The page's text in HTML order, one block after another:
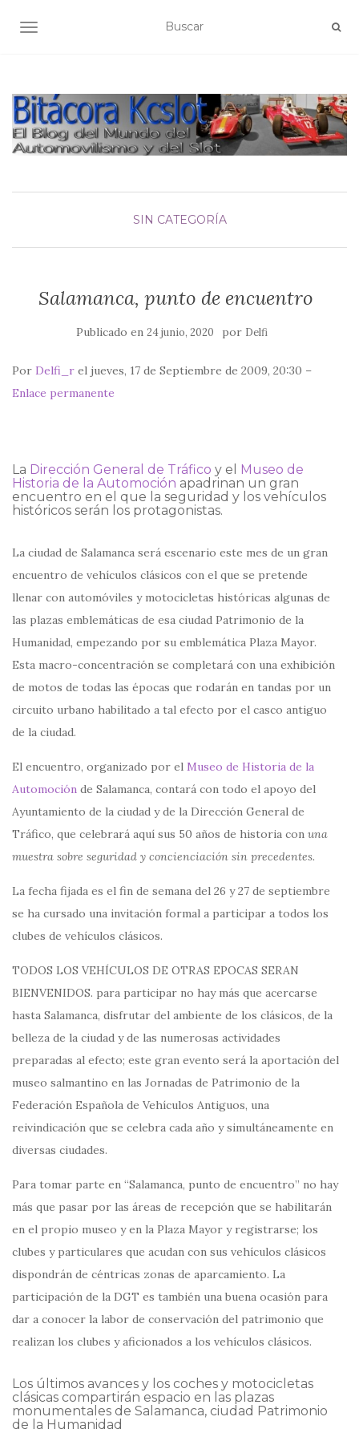
ALTERNAR NAVEGACIÓN
SIN CATEGORÍA
Salamanca, punto de encuentro
Publicado en 24 junio, 2020 por Delfi
Por Delfi_r el jueves, 17 de Septiembre de 2009, 20:30 –
Enlace permanente
La Dirección General de Tráfico y el Museo de
Historia de la Automoción apadrinan un gran
encuentro en el que la seguridad y los vehículos
históricos serán los protagonistas.
La ciudad de Salamanca será escenario este mes de un gran
encuentro de vehículos clásicos con el que se pretende
llenar con automóviles y motocicletas históricas algunas de
las plazas emblemáticas de esa ciudad Patrimonio de la
Humanidad, empezando por su emblemática Plaza Mayor.
Esta macro-concentración se completará con una exhibición
de motos de todas las épocas que rodarán en tandas por un
circuito urbano habilitado a tal efecto por el casco antiguo
de la ciudad.
El encuentro, organizado por el Museo de Historia de la
Automoción de Salamanca, contará con todo el apoyo del
Ayuntamiento de la ciudad y de la Dirección General de
Tráfico, que celebrará aquí sus 50 años de historia con una
muestra sobre seguridad y concienciación sin precedentes.
La fecha fijada es el fin de semana del 26 y 27 de septiembre
se ha cursado una invitación formal a participar a todos los
clubes de vehículos clásicos.
TODOS LOS VEHÍCULOS DE OTRAS EPOCAS SERAN
BIENVENIDOS. para participar no hay más que acercarse
hasta Salamanca, disfrutar del ambiente de los clásicos, de la
belleza de la ciudad y de las numerosas actividades
preparadas al efecto; este gran evento será la aportación del
museo salmantino en las Jornadas de Patrimonio de la
Federación Española de Vehículos Antiguos, una
reivindicación que se celebra cada año y simultáneamente en
diversas ciudades.
Para tomar parte en “Salamanca, punto de encuentro” no hay
más que pasar por las áreas de recepción que se habilitarán
en el propio museo y en la Plaza Mayor y registrarse; los
clubes y particulares que acudan con sus vehículos clásicos
dispondrán de céntricas zonas de aparcamiento. La
participación de la DGT es también una buena ocasión para
dar a conocer la labor de conservación del patrimonio que
realizan los clubes y aficionados a los vehículos clásicos.
Los últimos avances y los coches y motocicletas
clásicas compartirán espacio en las plazas
monumentales de Salamanca, ciudad Patrimonio
de la Humanidad